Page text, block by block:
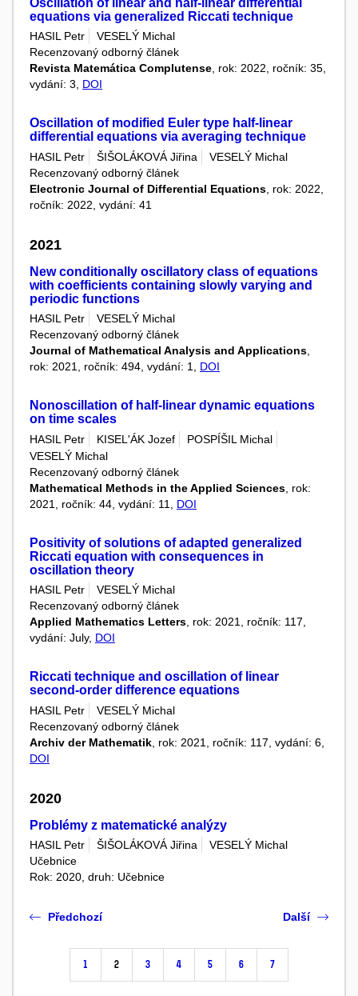
Oscillation of linear and half-linear differential
equations via generalized Riccati technique
HASIL Petr
VESELÝ Michal
Recenzovaný odborný článek
Revista Matemática Complutense, rok: 2022, ročník: 35,
vydání: 3, DOI
Oscillation of modified Euler type half-linear
differential equations via averaging technique
HASIL Petr ŠIŠOLÁKOVÁ Jiřina
VESELÝ Michal
Recenzovaný odborný článek
Electronic Journal of Differential Equations , rok: 2022,
ročník: 2022, vydání: 41
2021
New conditionally oscillatory class of equations
with coefficients containing slowly varying and
periodic functions
HASIL Petr
VESELÝ Michal
Recenzovaný odborný článek
Journal of Mathematical Analysis and Applications,
rok: 2021, ročník: 494, vydání: 1, DOI
Nonoscillation of half-linear dynamic equations
on time scales
HASIL Petr KISEL'ÁK Jozef
POSPÍŠIL Michal
VESELÝ Michal
Recenzovaný odborný článek
Mathematical Methods in the Applied Sciences , rok:
2021, ročník: 44, vydání: 11, DOI
Positivity of solutions of adapted generalized
Riccati equation with consequences in
oscillation theory
HASIL Petr
VESELÝ Michal
Recenzovaný odborný článek
Applied Mathematics Letters, rok: 2021, ročník: 117,
vydání: July, DOI
Riccati technique and oscillation of linear
second-order difference equations
HASIL Petr
VESELÝ Michal
Recenzovaný odborný článek
Archiv der Mathematik , rok: 2021, ročník: 117, vydání: 6,
DOI
2020
Problémy z matematické analýzy
HASIL Petr ŠIŠOLÁKOVÁ Jiřina
VESELÝ Michal
Učebnice
Rok: 2020, druh: Učebnice
Předchozí
1 2 3 4 5 6 7
Další